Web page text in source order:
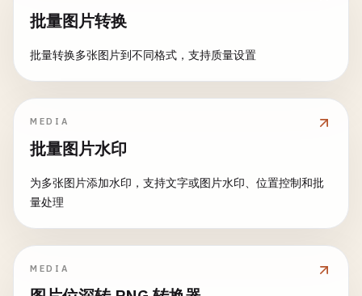
批量图片转换
批量转换多张图片到不同格式，支持质量设置
MEDIA
批量图片水印
为多张图片添加水印，支持文字或图片水印、位置控制和批
量处理
MEDIA